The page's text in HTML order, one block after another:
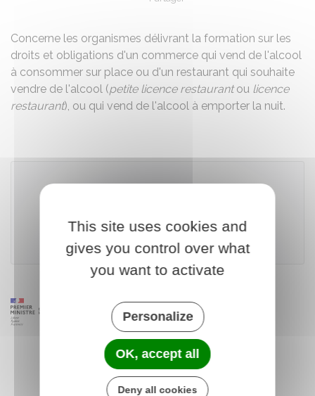
Concerne les organismes délivrant la formation sur les
droits et obligations d'un commerce qui vend de l'alcool
à consommer sur place ou d'un restaurant qui souhaite
vendre de l'alcool (petite licence restaurantou licence
restaurant), ou qui vend de l'alcool à emporter la nuit.
Ministère chargé de l'intérieur
This site uses cookies and
gives you control over what
you want to activate
Personalize
OK, accept all
Deny all cookies